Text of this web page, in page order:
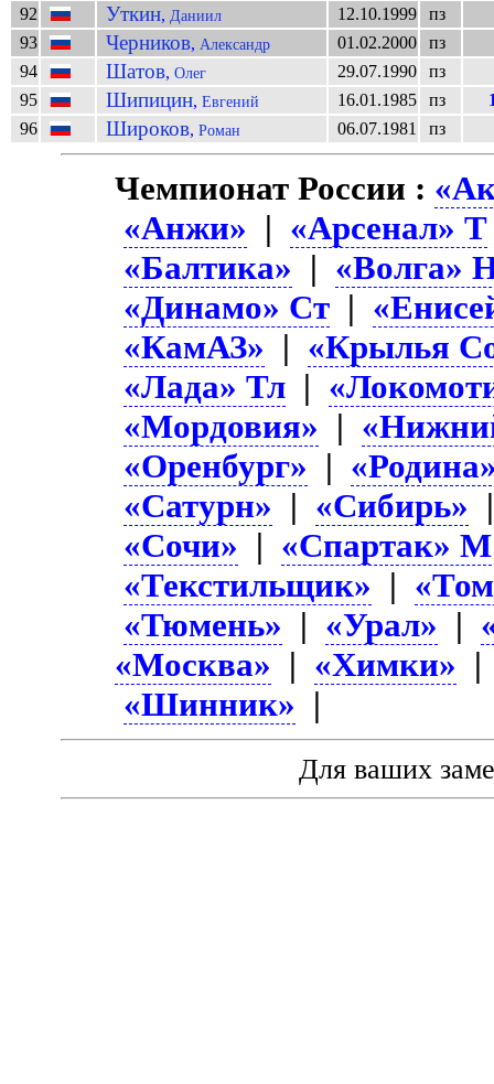
92
Уткин, Даниил 12.10.1999
пз
93
Черников, Александр 01.02.2000
пз
94
Шатов, Олег 29.07.1990
пз
95
Шипицин, Евгений 16.01.1985 пз
96
Широков, Роман 06.07.1981 пз
Чемпионат России :
«Анжи» | «Арсенал» Т
«Балтика» | «Волга»
«Динамо» Ст |
«КамАЗ» | «Крылья
«Лада» Тл |
«Мордовия» |
«Оренбург» |
«Сатурн» | «Сибирь»
«Сочи» | «Спартак» М
«Текстильщик» |
«Тюмень» | «Урал» |
«Москва» | «Химки»
«Шинник» |
Для ваших